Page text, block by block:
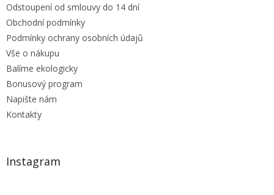
Odstoupení od smlouvy do 14 dní
Obchodní podmínky
Podmínky ochrany osobních údajů
Vše o nákupu
Balíme ekologicky
Bonusový program
Napište nám
Kontakty
Instagram